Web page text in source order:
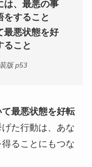
は、最悪の事
をすること
最悪状態を好
ること
版 p53
最悪状態を好転
げた行動は、あな
ることにもつな